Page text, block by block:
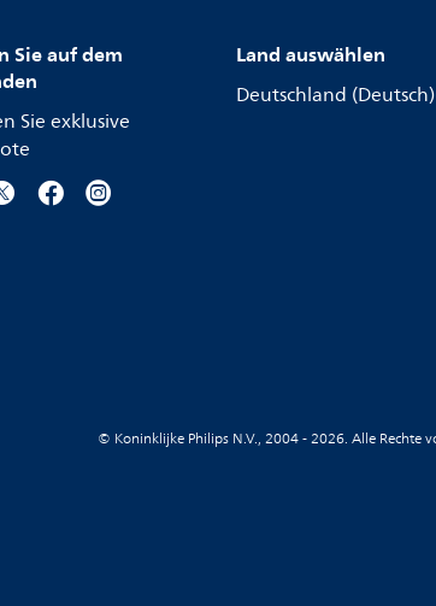
Sie auf dem
Sie exklusive
Land auswählen
Deutschland (Deutsch)
© Koninklijke Philips N.V., 2004 - 2026. Alle Rechte